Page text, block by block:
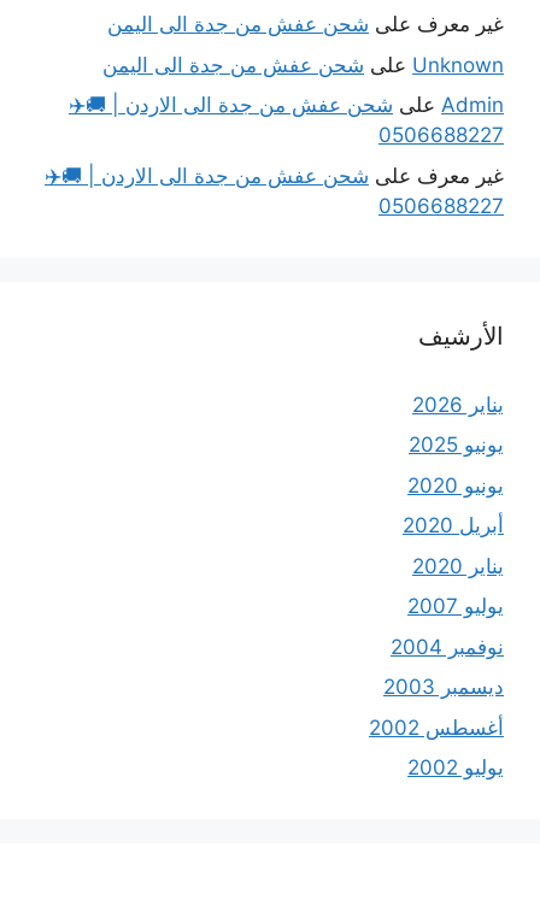
غير معرف على شحن عفش من جدة الى اليمن
Unknown على شحن عفش من جدة الى اليمن
Admin على شحن عفش من جدة الى الاردن | 🚚✈️
0506688227
غير معرف على شحن عفش من جدة الى الاردن | 🚚✈️
0506688227
الأرشيف
يناير 2026
يونيو 2025
يونيو 2020
أبريل 2020
يناير 2020
يوليو 2007
نوفمبر 2004
ديسمبر 2003
أغسطس 2002
يوليو 2002